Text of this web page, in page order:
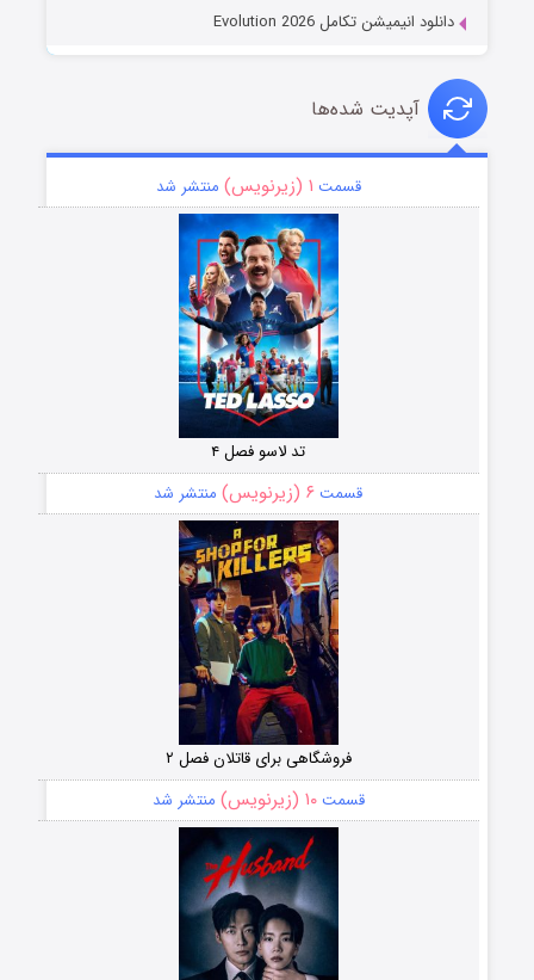
دانلود انیمیشن تکامل Evolution 2026
آپدیت شده‌ها
قسمت ۱ (زیرنویس) منتشر شد
تد لاسو فصل ۴
قسمت ۶ (زیرنویس) منتشر شد
فروشگاهی برای قاتلان فصل ۲
قسمت۱۰ (زیرنویس) منتشر شد